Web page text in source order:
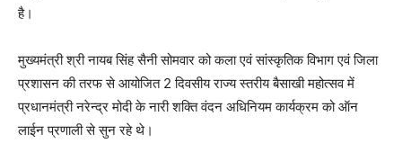
है।
मुख्यमंत्री श्री नायब सिंह सैनी सोमवार को कला एवं सांस्कृतिक विभाग एवं जिला
प्रशासन की तरफ से आयोजित 2 दिवसीय राज्य स्तरीय बैसाखी महोत्सव में
प्रधानमंत्री नरेन्द्र मोदी के नारी शक्ति वंदन अधिनियम कार्यक्रम को ऑन
लाईन प्रणाली से सुन रहे थे।